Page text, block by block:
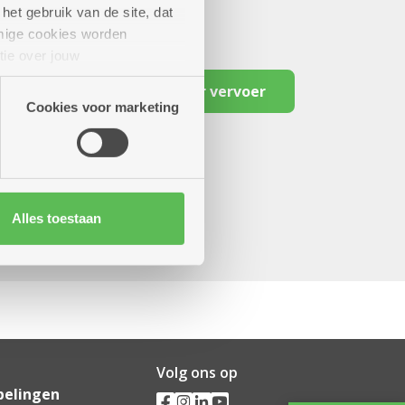
gebruik van de site, dat
cookies worden
kunnen deze gegevens
Cookies voor marketing
Alles toestaan
Reserveer vervoer
Volg ons op